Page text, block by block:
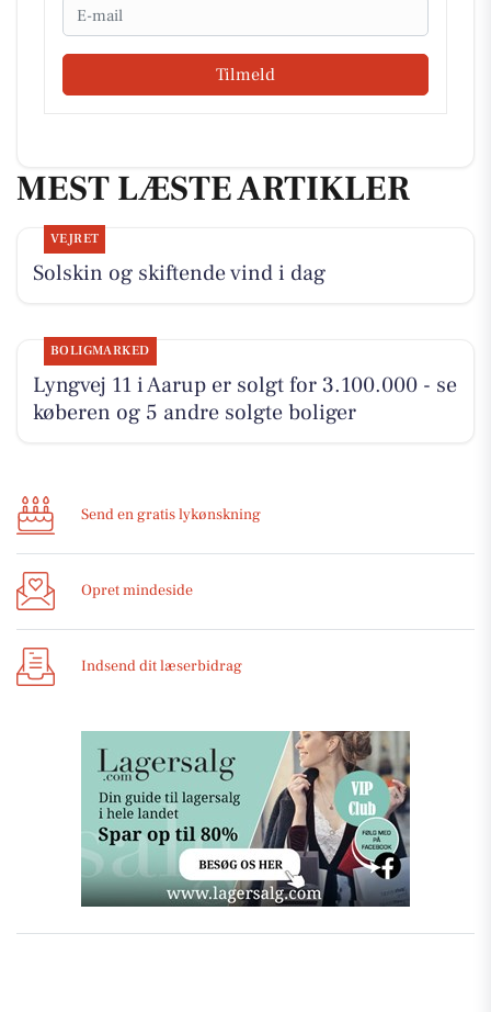
Email
Tilmeld
MEST LÆSTE ARTIKLER
VEJRET
Solskin og skiftende vind i dag
BOLIGMARKED
Lyngvej 11 i Aarup er solgt for 3.100.000 - se
køberen og 5 andre solgte boliger
Send en gratis lykønskning
Opret mindeside
Indsend dit læserbidrag